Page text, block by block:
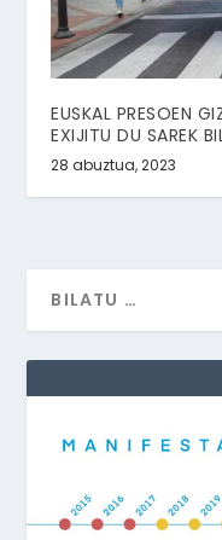
EUSKAL PRESOEN
EXIJITU DU SAREK
28 abuztua, 2023